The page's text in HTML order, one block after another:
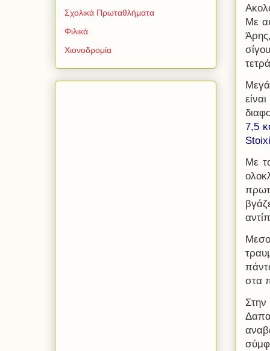
Με
7,5
Με
στα
Στην
Σχολικά Πρωταθλήματα
Φιλικά
Χιονοδρομία